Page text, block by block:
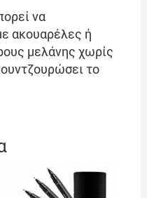
να
ακουαρέλες ή
μελάνης χωρίς
το